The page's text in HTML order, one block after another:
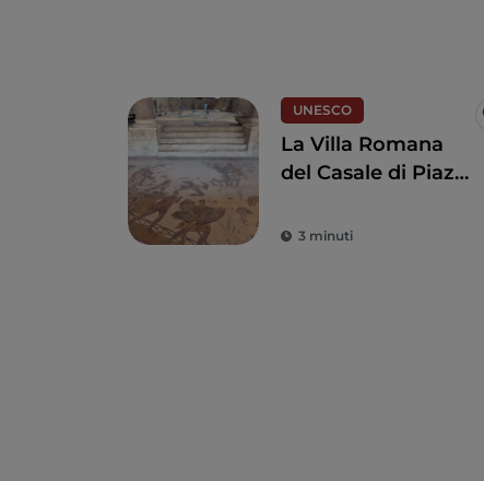
UNESCO
La Villa Romana
del Casale di Piazza
3 minuti